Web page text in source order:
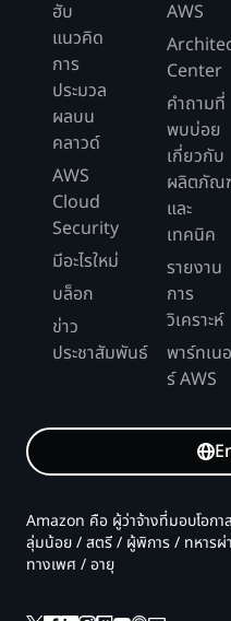
ฮับ
แนวคิด
การ
ประมวล
ผลบน
คลาวด์
AWS
Cloud
Security
มีอะไรใหม่
บล็อก
ข่าว
ประชาสัมพันธ์
AWS
Center
คำถามที่
พบบ่อย
เกี่ยวกับ
ผลิตภัณ
และ
เทคนิค
รายงาน
การ
วิเคราะห์
พาร์ทเนอ
ร์ AWS
Amazon คือ ผู้ว่าจ้างที่มอบโอกา
ลุ่มน้อย / สตรี / ผู้พิการ / ทหาร
ทางเพศ / อายุ